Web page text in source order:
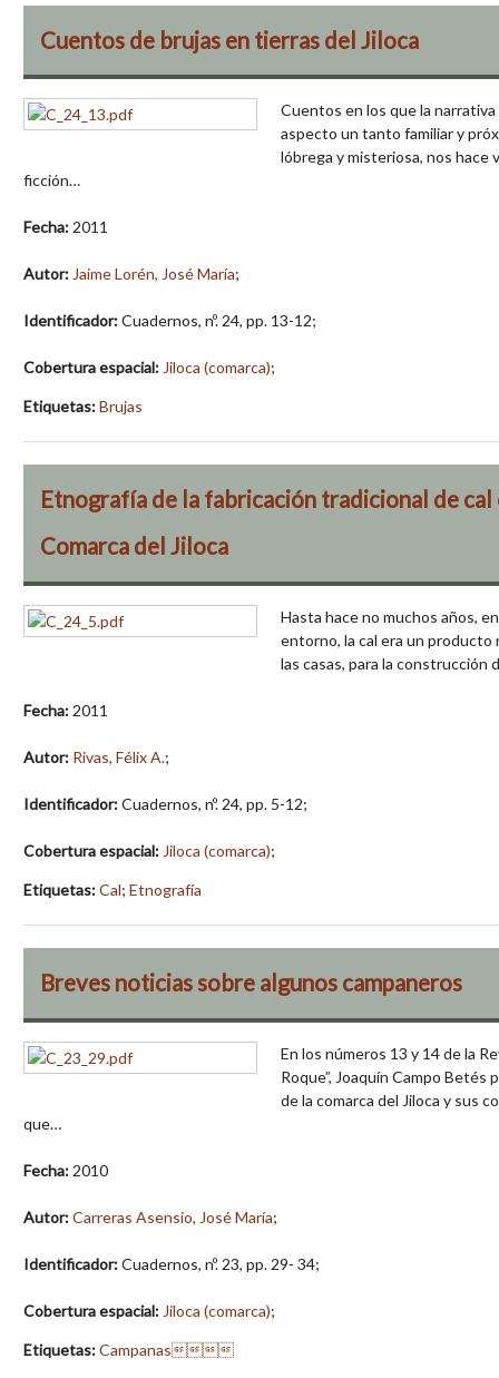
Cuentos de brujas en tierras del Jiloca
Cuentos en los que la
aspecto un tanto familiar y
lóbrega y misteriosa, nos hace
ficción…
Fecha:2011
Autor:Jaime Lorén, José María;
Identificador:Cuadernos, nº. 24, pp. 13-12;
Cobertura espacial:Jiloca (comarca);
Etiquetas:Brujas
Etnografía de la fabricación tradicional de cal
Comarca del Jiloca
Hasta hace no muchos años,
entorno, la cal era un producto
las casas, para la construcción
Fecha:2011
Autor: Rivas, Félix A.;
Identificador:Cuadernos, nº. 24, pp. 5-12;
Cobertura espacial:Jiloca (comarca);
Etiquetas:Cal; Etnografía
Breves noticias sobre algunos campaneros
En los números 13 y 14 de la
Roque”, Joaquín Campo
de la comarca del Jiloca y sus
que…
Fecha: 2010
Autor:Carreras Asensio, José María;
Identificador:Cuadernos, nº. 23, pp. 29- 34;
Cobertura espacial: Jiloca (comarca);
Etiquetas:Campanas